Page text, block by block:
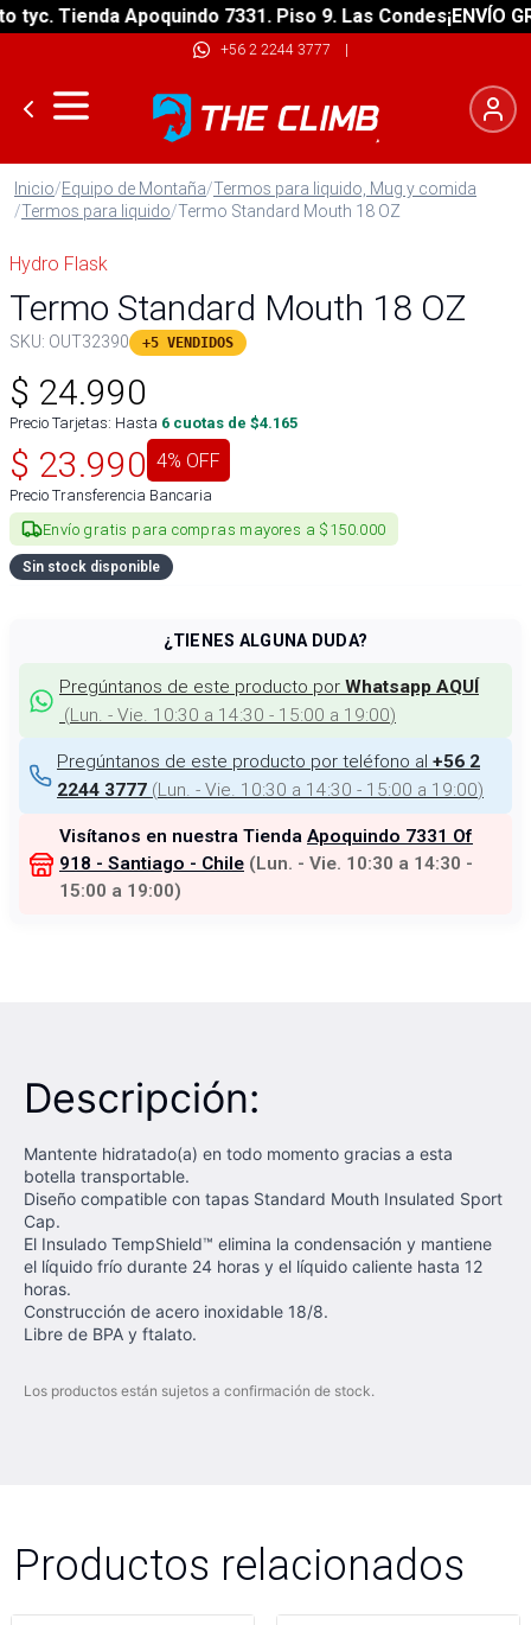
Tienda Apoquindo 7331. Piso 9. Las Condes¡ENVÍO
+56 2 2244 3777 |
Inicio/Equipo de Montaña/Termos para liquido, Mug y comida
/Termos para liquido/Termo Standard Mouth 18 OZ
Hydro Flask
Termo Standard Mouth 18 OZ
SKU: OUT32390 +5 VENDIDOS
$ 24.990
Precio Tarjetas: Hasta 6 cuotas de $4.165
$ 23.990 4% OFF
Precio Transferencia Bancaria
Envío gratis para compras mayores a $150.000
Sin stock disponible
¿TIENES ALGUNA DUDA?
Pregúntanos de este producto por Whatsapp AQUÍ
(Lun. - Vie. 10:30 a 14:30 - 15:00 a 19:00)
Pregúntanos de este producto por teléfono al +56 2
2244 3777 (Lun. - Vie. 10:30 a 14:30 - 15:00 a 19:00)
Visítanos en nuestra Tienda Apoquindo 7331 Of
918 - Santiago - Chile (Lun. - Vie. 10:30 a 14:30 -
15:00 a 19:00)
Descripción:
Mantente hidratado(a) en todo momento gracias a esta
botella transportable.
Diseño compatible con tapas Standard Mouth Insulated Sport
Cap.
El Insulado TempShield™ elimina la condensación y mantiene
el líquido frío durante 24 horas y el líquido caliente hasta 12
horas.
Construcción de acero inoxidable 18/8.
Libre de BPA y ftalato.
Los productos están sujetos a confirmación de stock.
Productos relacionados